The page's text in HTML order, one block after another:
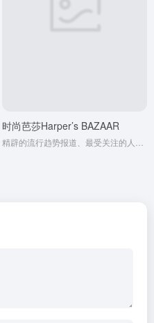
时尚芭莎Harper’s BAZAAR